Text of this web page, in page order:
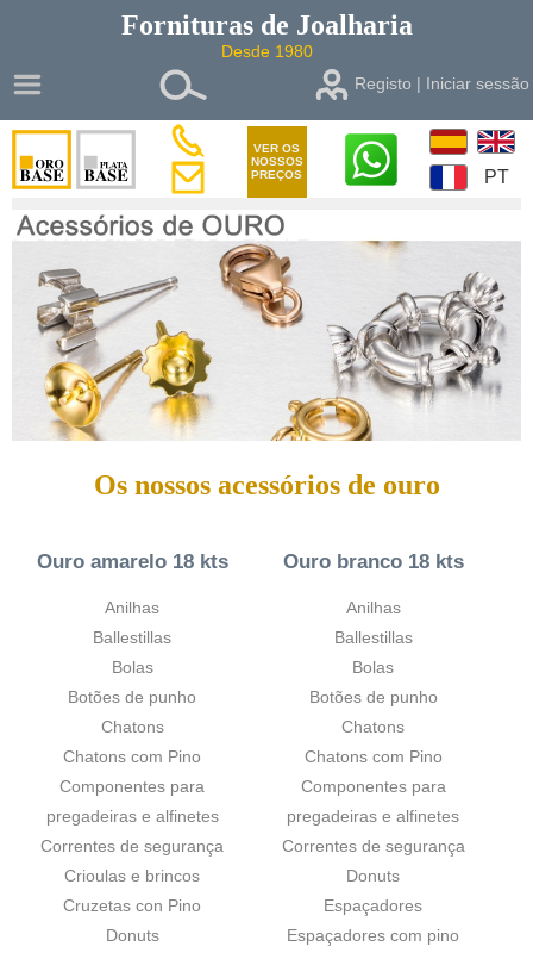
Fornituras de Joalharia
Desde 1980
Registo | Iniciar sessão
VER OS
NOSSOS
PREÇOS
PT
Os nossos acessórios de ouro
Ouro amarelo 18 kts
Anilhas
Ballestillas
Bolas
Botões de punho
Chatons
Chatons com Pino
Componentes para
pregadeiras e alfinetes
Correntes de segurança
Crioulas e brincos
Cruzetas con Pino
Donuts
Ouro branco 18 kts
Anilhas
Ballestillas
Bolas
Botões de punho
Chatons
Chatons com Pino
Componentes para
pregadeiras e alfinetes
Correntes de segurança
Donuts
Espaçadores
Espaçadores com pino